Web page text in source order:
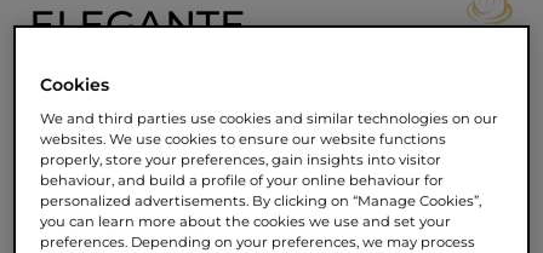
ELEGANTE
Zmes Elegante v sebe snúbi lákavú arómu
a luxusný štýl. Vrstvy bohatej kávovej chuti
a arómy vytvárajú elegantný profil, ktorý je
výrazný, ale zároveň hodvábne jemný.
Oslovia vás nečakané kontrasty z dielne
Cookies
We and third parties use cookies and similar technologies on our
websites. We use cookies to ensure our website functions
properly, store your preferences, gain insights into visitor
behaviour, and build a profile of your online behaviour for
personalized advertisements. By clicking on “Manage Cookies”,
you can learn more about the cookies we use and set your
preferences. Depending on your preferences, we may process